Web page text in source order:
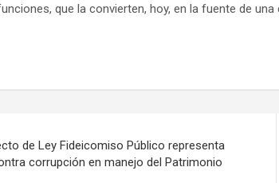
que la convierten, hoy, en la fuente de
de Ley Fideicomiso Público representa
corrupción en manejo del Patrimonio